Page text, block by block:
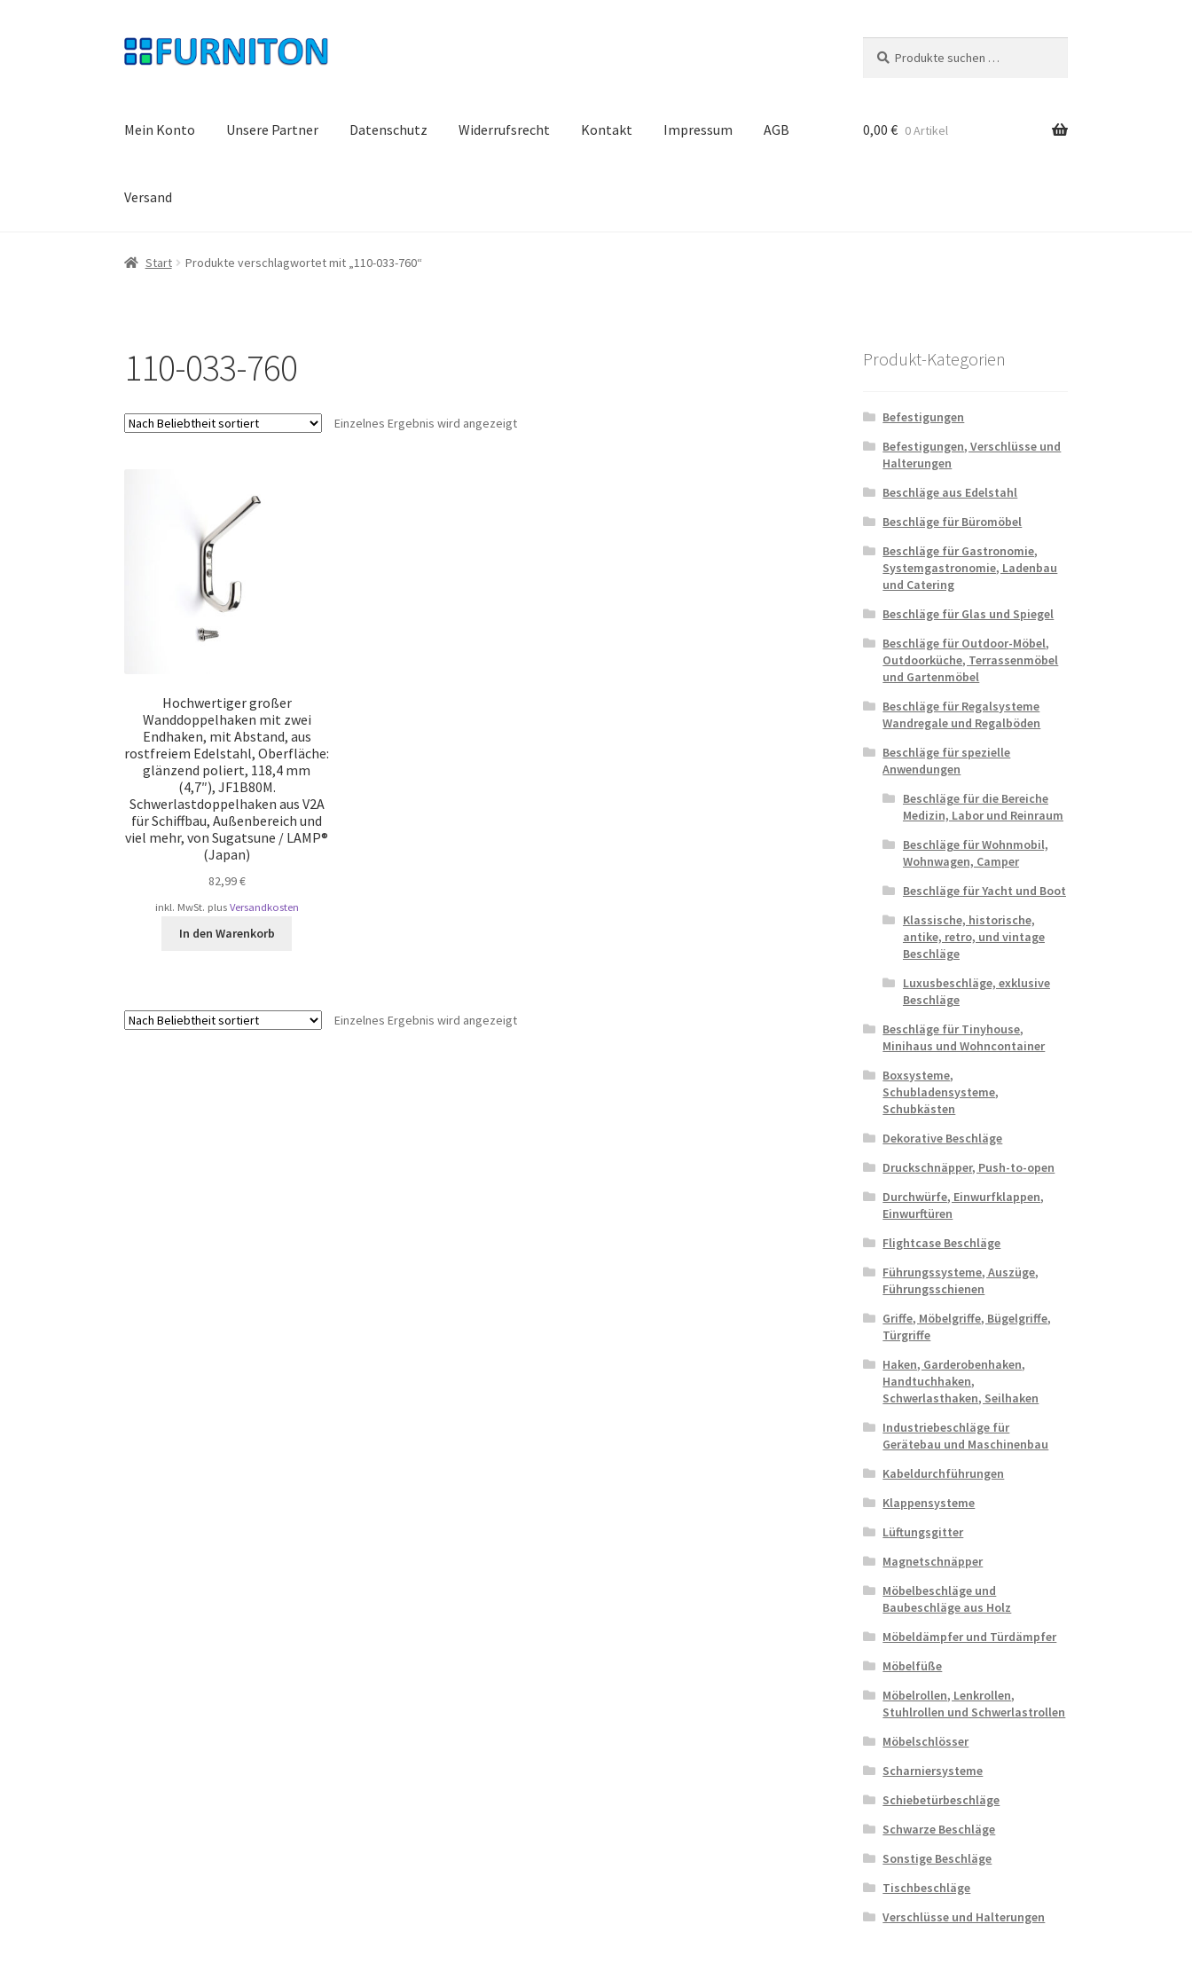
Zur
Navigation
Zum
Inhalt
nach:
Mein Konto Unsere Partner Datenschutz Widerrufsrecht Kontakt Impressum AGB
Versand
0,00 € 0 Artikel
Start Produkte verschlagwortet mit „110-033-760“
110-033-760
Einzelnes Ergebnis wird angezeigt
Hochwertiger großer
Wanddoppelhaken mit zwei
Endhaken, mit Abstand, aus
rostfreiem Edelstahl, Oberfläche:
glänzend poliert, 118,4 mm
(4,7″), JF1B80M.
Schwerlastdoppelhaken aus V2A
für Schiffbau, Außenbereich und
viel mehr, von Sugatsune / LAMP®
(Japan)
82,99€
inkl. MwSt. plus Versandkosten
In den Warenkorb
Einzelnes Ergebnis wird angezeigt
Produkt-Kategorien
Befestigungen
Befestigungen, Verschlüsse und
Halterungen
Beschläge aus Edelstahl
Beschläge für Büromöbel
Beschläge für Gastronomie,
Systemgastronomie, Ladenbau
und Catering
Beschläge für Glas und Spiegel
Beschläge für Outdoor-Möbel,
Outdoorküche, Terrassenmöbel
und Gartenmöbel
Beschläge für Regalsysteme
Wandregale und Regalböden
Beschläge für spezielle
Anwendungen
Beschläge für die Bereiche
Medizin, Labor und Reinraum
Beschläge für Wohnmobil,
Wohnwagen, Camper
Beschläge für Yacht und Boot
Klassische, historische,
antike, retro, und vintage
Beschläge
Luxusbeschläge, exklusive
Beschläge
Beschläge für Tinyhouse,
Minihaus und Wohncontainer
Boxsysteme,
Schubladensysteme,
Schubkästen
Dekorative Beschläge
Druckschnäpper, Push-to-open
Durchwürfe, Einwurfklappen,
Einwurftüren
Flightcase Beschläge
Führungssysteme, Auszüge,
Führungsschienen
Griffe, Möbelgriffe, Bügelgriffe,
Türgriffe
Haken, Garderobenhaken,
Handtuchhaken,
Schwerlasthaken, Seilhaken
Industriebeschläge für
Gerätebau und Maschinenbau
Kabeldurchführungen
Klappensysteme
Lüftungsgitter
Magnetschnäpper
Möbelbeschläge und
Baubeschläge aus Holz
Möbeldämpfer und Türdämpfer
Möbelfüße
Möbelrollen, Lenkrollen,
Stuhlrollen und Schwerlastrollen
Möbelschlösser
Scharniersysteme
Schiebetürbeschläge
Schwarze Beschläge
Sonstige Beschläge
Tischbeschläge
Verschlüsse und Halterungen